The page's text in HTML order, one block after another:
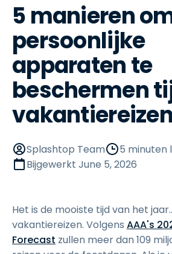
5 manieren
persoonlijke
apparaten te
beschermen
vakantiereizen
Splashtop Team
5 minuten
Bijgewerkt June 5, 2026
Het is de mooiste tijd van het
vakantiereizen. Volgens AAA's
Forecast zullen meer dan 109